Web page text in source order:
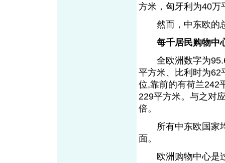
方米，匈牙利为40万
然而，中东欧的
每千居民购物中
全欧洲数字为95.6
平方米、比利时为62
位,靠前的有荷兰242
229平方米。与之对
倍。
所有中东欧国家均
面。
欧洲购物中心是过